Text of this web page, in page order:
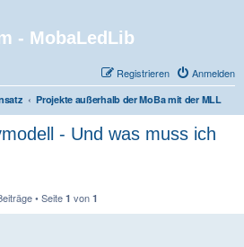
- MobaLedLib
Anmelden
Registrieren
Projekte außerhalb der MoBa mit der MLL
- Und was muss ich
• Seite 1 von 1